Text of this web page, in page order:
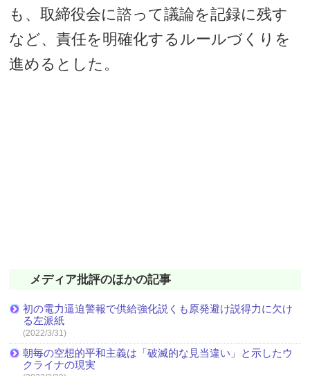
も、取締役会に諮って議論を記録に残す
など、責任を明確化するルールづくりを
進めるとした。
メディア批評のほかの記事
初の電力逼迫警報で供給強化説くも原発避け説得力に欠け
る左派紙
(2022/3/31)
朝毎の空想的平和主義は「破滅的な見当違い」と示したウ
クライナの現実